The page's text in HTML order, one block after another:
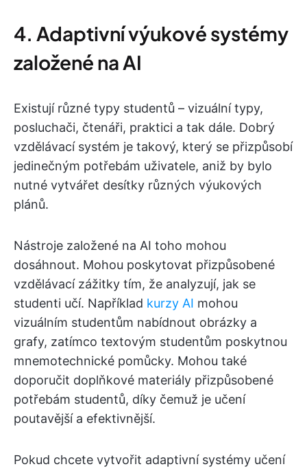
4. Adaptivní výukové systémy
založené na AI
Existují různé typy studentů – vizuální typy,
posluchači, čtenáři, praktici a tak dále. Dobrý
vzdělávací systém je takový, který se přizpůsobí
jedinečným potřebám uživatele, aniž by bylo
nutné vytvářet desítky různých výukových
plánů.
Nástroje založené na AI toho mohou
dosáhnout. Mohou poskytovat přizpůsobené
vzdělávací zážitky tím, že analyzují, jak se
studenti učí. Například kurzy AI mohou
vizuálním studentům nabídnout obrázky a
grafy, zatímco textovým studentům poskytnou
mnemotechnické pomůcky. Mohou také
doporučit doplňkové materiály přizpůsobené
potřebám studentů, díky čemuž je učení
poutavější a efektivnější.
Pokud chcete vytvořit adaptivní systémy učení